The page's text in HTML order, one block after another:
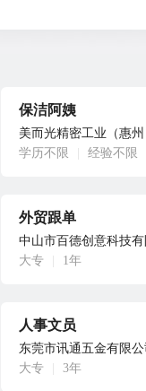
保洁阿姨
美而光精密工业（惠
学历不限
经验不限
外贸跟单
中山市百德创意科技
大专
1年
人事文员
东莞市讯通五金有限
大专
3年